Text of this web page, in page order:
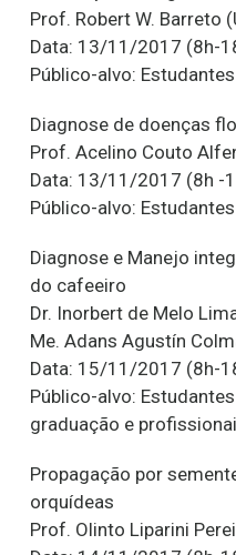
Prof. Robert W. Barreto
Data: 13/11/2017 (8h-
Público-alvo:
Diagnose de doenças
Prof. Acelino Couto
Data: 13/11/2017 (8h -
Público-alvo:
Diagnose e Manejo
do cafeeiro
Dr. Inorbert de Melo
Me. Adans Agustín
Data: 15/11/2017 (8h-
Público-alvo:
graduação e
Propagação por
orquídeas
Prof. Olinto Liparini